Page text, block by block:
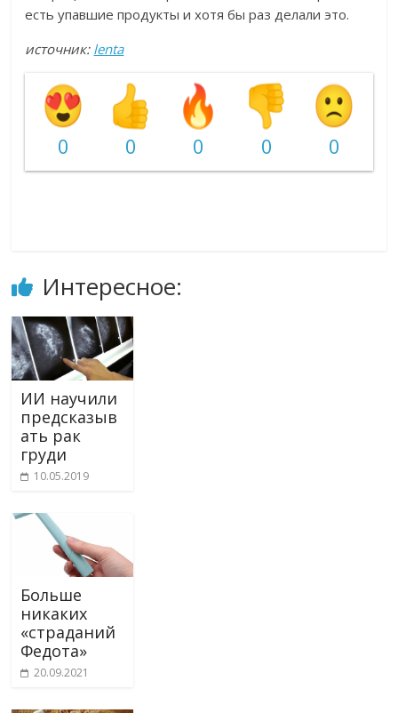
есть упавшие продукты и хотя бы раз делали это.
источник: lenta
0 0 0 0 0
Интересное:
ИИ научили
предсказыв
ать рак
груди
10.05.2019
Больше
никаких
«страданий
Федота»
20.09.2021